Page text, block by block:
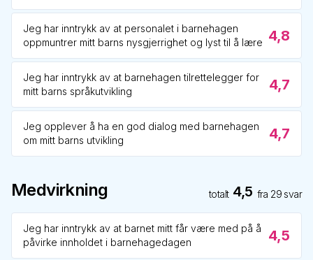
Jeg har inntrykk av at personalet i barnehagen
oppmuntrer mitt barns nysgjerrighet og lyst til å lære 4,8
Jeg har inntrykk av at barnehagen tilrettelegger for
mitt barns språkutvikling
4,7
Jeg opplever å ha en god dialog med barnehagen
om mitt barns utvikling
4,7
Medvirkning totalt 4,5 fra 29 svar
Jeg har inntrykk av at barnet mitt får være med på å
påvirke innholdet i barnehagedagen
4,5